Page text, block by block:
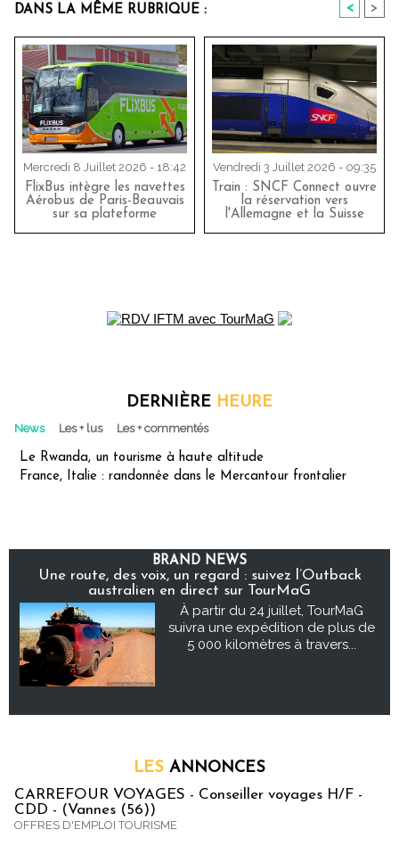
DANS LA MÊME RUBRIQUE : < >
Mercredi 8 Juillet 2026 - 18:42
FlixBus intègre les navettes
Aérobus de Paris-Beauvais
sur sa plateforme
Vendredi 3 Juillet 2026 - 09:35
Train : SNCF Connect ouvre
la réservation vers
l'Allemagne et la Suisse
DERNIÈRE HEURE
News Les + lus Les + commentés
Le Rwanda, un tourisme à haute altitude
France, Italie : randonnée dans le Mercantour frontalier
BRAND NEWS
Une route, des voix, un regard : suivez l’Outback
australien en direct sur TourMaG
À partir du 24 juillet, TourMaG
suivra une expédition de plus de
5 000 kilomètres à travers...
LES ANNONCES
CARREFOUR VOYAGES - Conseiller voyages H/F -
CDD - (Vannes (56))
OFFRES D'EMPLOI TOURISME